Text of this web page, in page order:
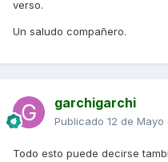
verso.
Un saludo compañero.
garchigarchi
Publicado 12 de Mayo
Todo esto puede decirse